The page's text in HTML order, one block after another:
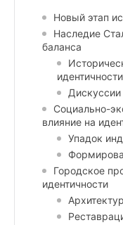
Новый этап
Наследие
баланса
идентичности
Дискуссии
Социально-
влияние на
Упадок
Городское
идентичности